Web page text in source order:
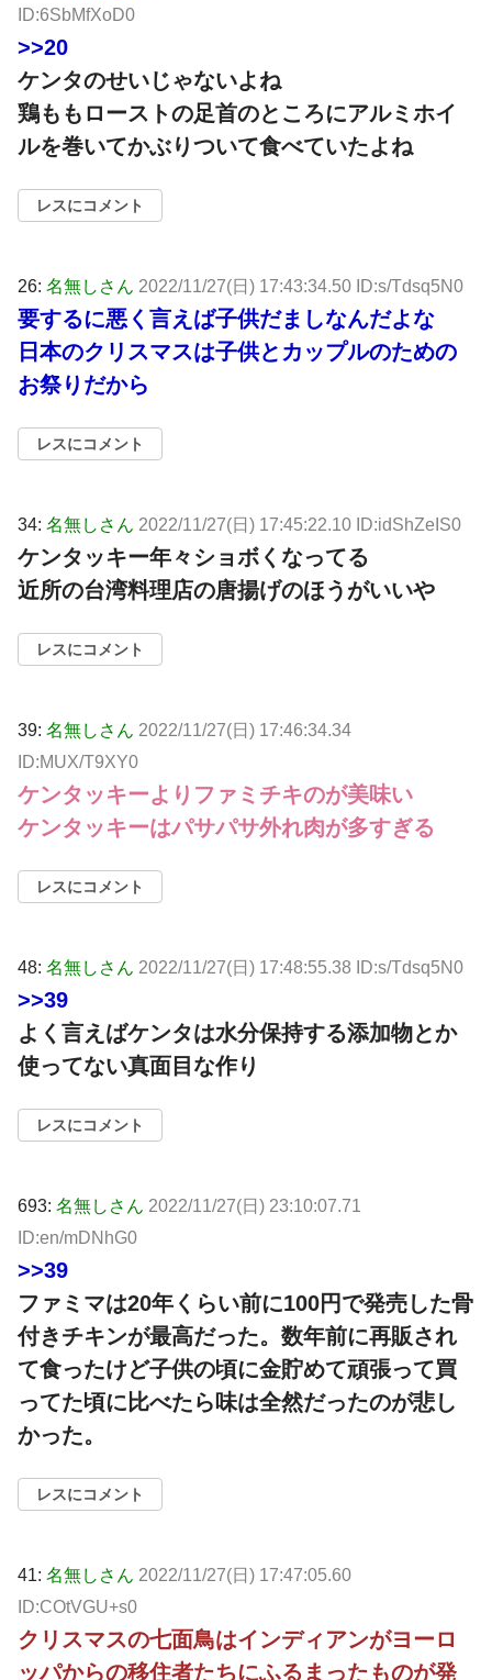
ID:6SbMfXoD0
>>20
ケンタのせいじゃないよね
鶏ももローストの足首のところにアルミホイ
ルを巻いてかぶりついて食べていたよね
レスにコメント
26: 名無しさん 2022/11/27(日) 17:43:34.50 ID:s/Tdsq5N0
要するに悪く言えば子供だましなんだよな
日本のクリスマスは子供とカップルのための
お祭りだから
レスにコメント
34: 名無しさん 2022/11/27(日) 17:45:22.10 ID:idShZeIS0
ケンタッキー年々ショボくなってる
近所の台湾料理店の唐揚げのほうがいいや
レスにコメント
39: 名無しさん 2022/11/27(日) 17:46:34.34
ID:MUX/T9XY0
ケンタッキーよりファミチキのが美味い
ケンタッキーはパサパサ外れ肉が多すぎる
レスにコメント
48: 名無しさん 2022/11/27(日) 17:48:55.38 ID:s/Tdsq5N0
>>39
よく言えばケンタは水分保持する添加物とか
使ってない真面目な作り
レスにコメント
693: 名無しさん 2022/11/27(日) 23:10:07.71
ID:en/mDNhG0
>>39
ファミマは20年くらい前に100円で発売した骨
付きチキンが最高だった。数年前に再販され
て食ったけど子供の頃に金貯めて頑張って買
ってた頃に比べたら味は全然だったのが悲し
かった。
レスにコメント
41: 名無しさん 2022/11/27(日) 17:47:05.60
ID:COtVGU+s0
クリスマスの七面鳥はインディアンがヨーロ
ッパからの移住者たちにふるまったものが発